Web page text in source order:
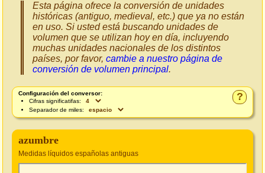
Esta página ofrece la conversión de unidades
históricas (antiguo, medieval, etc.) que ya no están
en uso. Si usted está buscando unidades de
volumen que se utilizan hoy en día, incluyendo
muchas unidades nacionales de los distintos
países, por favor, cambie a nuestro página de
conversión de volumen principal.
?
Configuración del conversor:
Cifras significatifas:
Separador de miles:
azumbre
Medidas líquidos españolas antiguas